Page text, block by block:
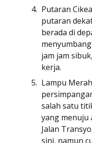
Putaran
putaran
berada di
jam jam
kerja.
Lampu
salah satu
yang menuju
Jalan
sini, namun